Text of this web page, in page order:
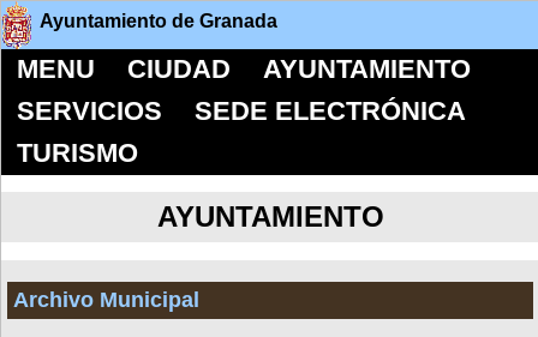
Ayuntamiento de Granada
MENU CIUDAD
AYUNTAMIENTO
SERVICIOS
SEDE ELECTRÓNICA
TURISMO
AYUNTAMIENTO
Archivo Municipal